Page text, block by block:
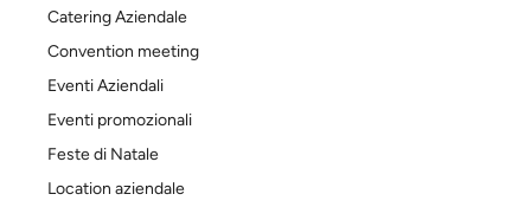
Catering Aziendale
Convention meeting
Eventi Aziendali
Eventi promozionali
Feste di Natale
Location aziendale